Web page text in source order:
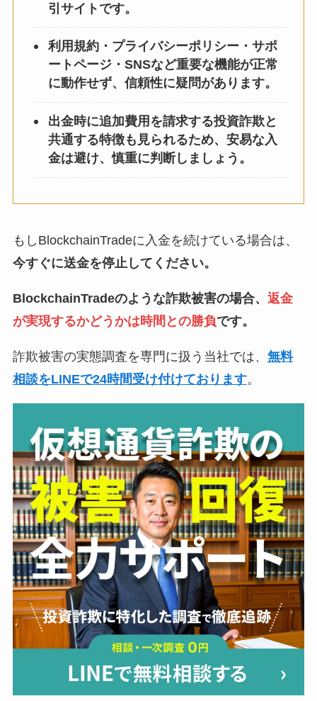
引サイトです。
利用規約・プライバシーポリシー・サポ
ートページ・SNSなど重要な機能が正常
に動作せず、信頼性に疑問があります。
出金時に追加費用を請求する投資詐欺と
共通する特徴も見られるため、安易な入
金は避け、慎重に判断しましょう。
もしBlockchainTradeに入金を続けている場合は、
今すぐに送金を停止してください。
BlockchainTradeのような詐欺被害の場合、 返金
が実現するかどうかは時間との勝負です。
詐欺被害の実態調査を専門に扱う当社では、 無料
相談をLINEで24時間受け付けております。